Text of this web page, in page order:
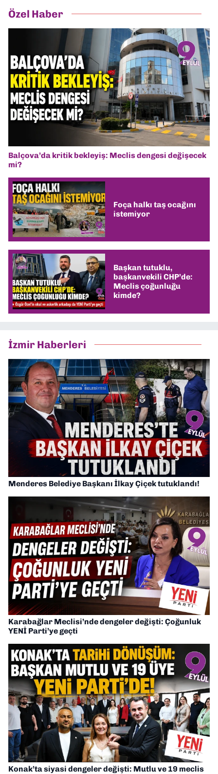
Özel Haber
Balçova’da kritik bekleyiş: Meclis dengesi değişecek
mi?
Foça halkı taş ocağını
istemiyor
Başkan tutuklu,
başkanvekili CHP’de:
Meclis çoğunluğu
kimde?
İzmir Haberleri
Menderes Belediye Başkanı İlkay Çiçek tutuklandı!
Karabağlar Meclisi’nde dengeler değişti: Çoğunluk
YENİ Parti’ye geçti
Konak’ta siyasi dengeler değişti: Mutlu ve 19 meclis